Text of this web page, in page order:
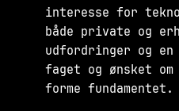
interesse for
både private og
udfordringer og
faget og ønsket
forme fundamentet.